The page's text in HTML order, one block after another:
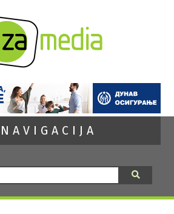
NAVIGACIJA